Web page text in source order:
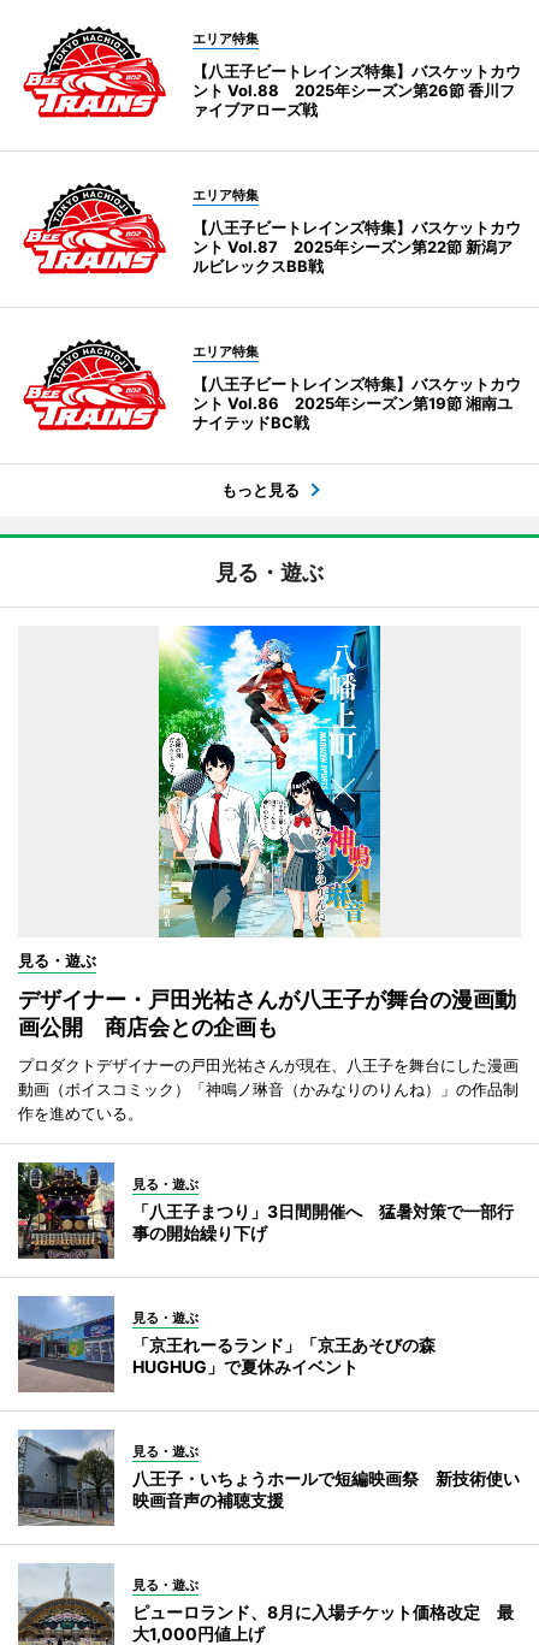
エリア特集
【八王子ビートレインズ特集】バスケットカウ
ント Vol.88 2025年シーズン第26節 香川フ
ァイブアローズ戦
エリア特集
【八王子ビートレインズ特集】バスケットカウ
ント Vol.87 2025年シーズン第22節 新潟ア
ルビレックスBB戦
エリア特集
【八王子ビートレインズ特集】バスケットカウ
ント Vol.86 2025年シーズン第19節 湘南ユ
ナイテッドBC戦
もっと見る
見る・遊ぶ
見る・遊ぶ
デザイナー・戸田光祐さんが八王子が舞台の漫画動
画公開 商店会との企画も
プロダクトデザイナーの戸田光祐さんが現在、八王子を舞台にした漫画
動画（ボイスコミック）「神鳴ノ琳音（かみなりのりんね）」の作品制
作を進めている。
見る・遊ぶ
「八王子まつり」3日間開催へ 猛暑対策で一部行
事の開始繰り下げ
見る・遊ぶ
「京王れーるランド」「京王あそびの森
HUGHUG」で夏休みイベント
見る・遊ぶ
八王子・いちょうホールで短編映画祭 新技術使い
映画音声の補聴支援
見る・遊ぶ
ピューロランド、8月に入場チケット価格改定 最
大1,000円値上げ